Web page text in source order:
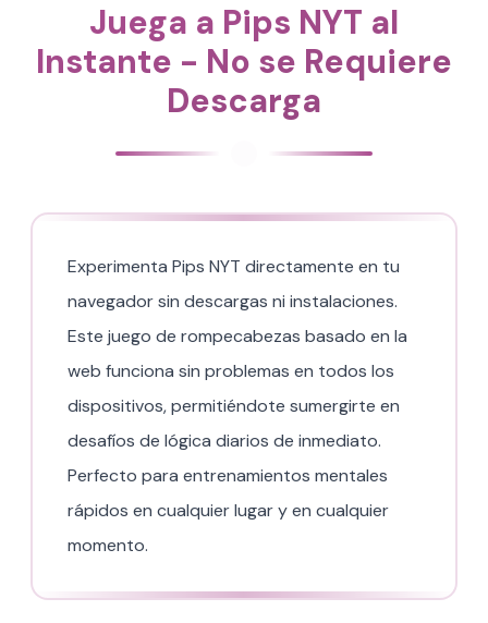
Juega a Pips NYT al
Instante - No se Requiere
Descarga
Experimenta Pips NYT directamente en tu
navegador sin descargas ni instalaciones.
Este juego de rompecabezas basado en la
web funciona sin problemas en todos los
dispositivos, permitiéndote sumergirte en
desafíos de lógica diarios de inmediato.
Perfecto para entrenamientos mentales
rápidos en cualquier lugar y en cualquier
momento.